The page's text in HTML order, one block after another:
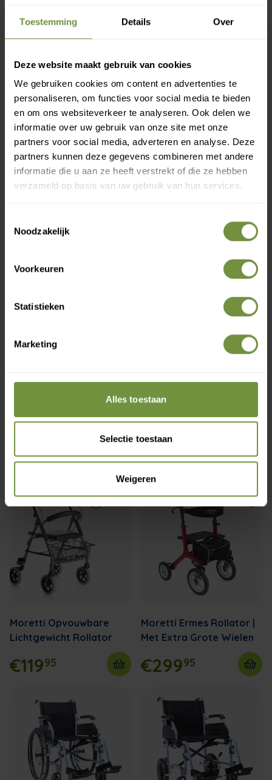
Toestemming Details Over
Deze website maakt gebruik van cookies
We gebruiken cookies om content en advertenties te
personaliseren, om functies voor social media te bieden
en om ons websiteverkeer te analyseren. Ook delen we
informatie over uw gebruik van onze site met onze
partners voor social media, adverteren en analyse. Deze
partners kunnen deze gegevens combineren met andere
informatie die u aan ze heeft verstrekt of die ze hebben
verzameld op basis van uw gebruik van hun services.
Noodzakelijk
Voorkeuren
Statistieken
Marketing
Alles toestaan
Selectie toestaan
Weigeren
In hoogte verstelbare anatomische handgrepen voor
maximaal comfort.
opbergmand, dienblad (max. belasting 5 kg) en tas.
Maximaal belastbaar gewicht is 136 kg.
Heeft u een vraag of advies
nodig?
info@thuiszorgwinkelonline.nl
Bekijk winkels
Aanbevolen producten
Moretti Opvouwbare
Lichtgewicht Rollator
€11995
Moretti Ermes Rollator |
Met Extra Grote Wielen
€29995